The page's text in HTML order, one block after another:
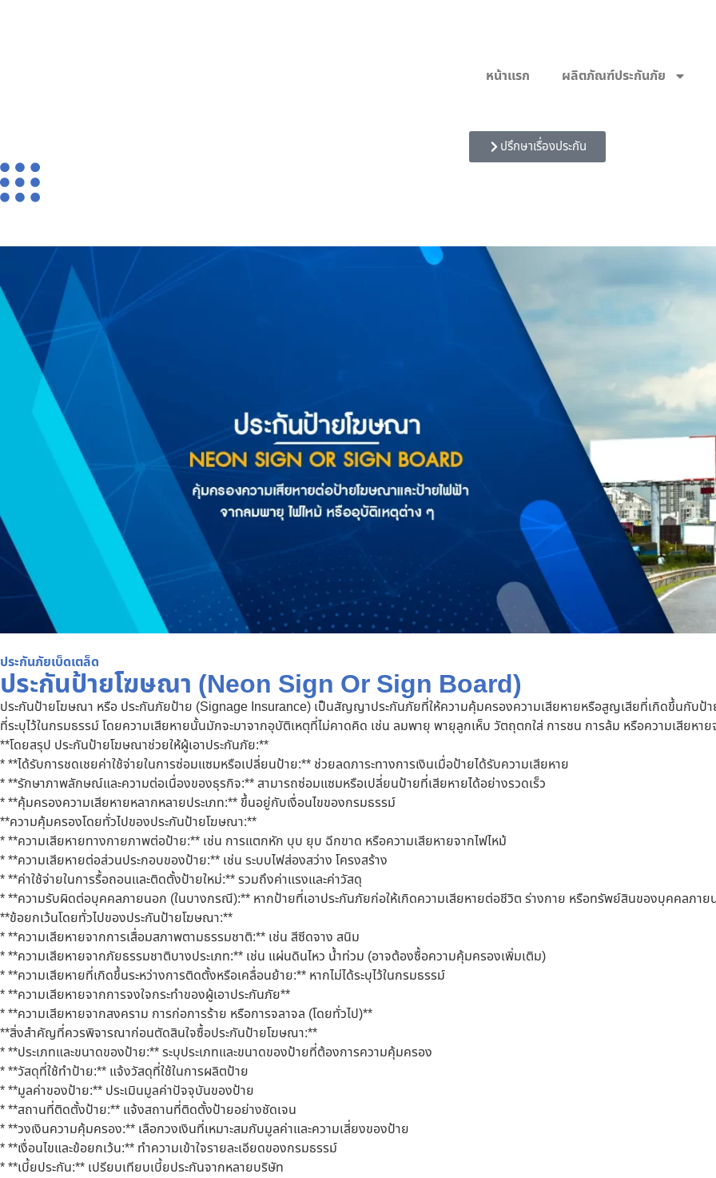
หน้าเเรก ผลิตภัณฑ์ประกันภัย
ปรึกษาเรื่องประกัน
ประกันภัยเบ็ดเตล็ด
ประกันป้ายโฆษณา (Neon Sign Or Sign Board)
ประกันป้ายโฆษณา หรือ ประกันภัยป้าย (Signage Insurance) เป็นสัญญาประกันภัยที่ให้ความคุ้มครองความเสียหายหรือสูญเสียที่เกิดขึ้นกับ
ที่ระบุไว้ในกรมธรรม์ โดยความเสียหายนั้นมักจะมาจากอุบัติเหตุที่ไม่คาดคิด เช่น ลมพายุ พายุลูกเห็บ วัตถุตกใส่ การชน การล้ม หรือความเสียหาย
**โดยสรุป ประกันป้ายโฆษณาช่วยให้ผู้เอาประกันภัย:**
* **ได้รับการชดเชยค่าใช้จ่ายในการซ่อมแซมหรือเปลี่ยนป้าย:** ช่วยลดภาระทางการเงินเมื่อป้ายได้รับความเสียหาย
* **รักษาภาพลักษณ์และความต่อเนื่องของธุรกิจ:** สามารถซ่อมแซมหรือเปลี่ยนป้ายที่เสียหายได้อย่างรวดเร็ว
* **คุ้มครองความเสียหายหลากหลายประเภท:** ขึ้นอยู่กับเงื่อนไขของกรมธรรม์
**ความคุ้มครองโดยทั่วไปของประกันป้ายโฆษณา:**
* **ความเสียหายทางกายภาพต่อป้าย:** เช่น การแตกหัก บุบ ยุบ ฉีกขาด หรือความเสียหายจากไฟไหม้
* **ความเสียหายต่อส่วนประกอบของป้าย:** เช่น ระบบไฟส่องสว่าง โครงสร้าง
* **ค่าใช้จ่ายในการรื้อถอนและติดตั้งป้ายใหม่:** รวมถึงค่าแรงและค่าวัสดุ
* **ความรับผิดต่อบุคคลภายนอก (ในบางกรณี):** หากป้ายที่เอาประกันภัยก่อให้เกิดความเสียหายต่อชีวิต ร่างกาย หรือทรัพย์สินของบุคคลภาย
**ข้อยกเว้นโดยทั่วไปของประกันป้ายโฆษณา:**
* **ความเสียหายจากการเสื่อมสภาพตามธรรมชาติ:** เช่น สีซีดจาง สนิม
* **ความเสียหายจากภัยธรรมชาติบางประเภท:** เช่น แผ่นดินไหว น้ำท่วม (อาจต้องซื้อความคุ้มครองเพิ่มเติม)
* **ความเสียหายที่เกิดขึ้นระหว่างการติดตั้งหรือเคลื่อนย้าย:** หากไม่ได้ระบุไว้ในกรมธรรม์
* **ความเสียหายจากการจงใจกระทำของผู้เอาประกันภัย**
* **ความเสียหายจากสงคราม การก่อการร้าย หรือการจลาจล (โดยทั่วไป)**
**สิ่งสำคัญที่ควรพิจารณาก่อนตัดสินใจซื้อประกันป้ายโฆษณา:**
* **ประเภทและขนาดของป้าย:** ระบุประเภทและขนาดของป้ายที่ต้องการความคุ้มครอง
* **วัสดุที่ใช้ทำป้าย:** แจ้งวัสดุที่ใช้ในการผลิตป้าย
* **มูลค่าของป้าย:** ประเมินมูลค่าปัจจุบันของป้าย
* **สถานที่ติดตั้งป้าย:** แจ้งสถานที่ติดตั้งป้ายอย่างชัดเจน
* **วงเงินความคุ้มครอง:** เลือกวงเงินที่เหมาะสมกับมูลค่าและความเสี่ยงของป้าย
* **เงื่อนไขและข้อยกเว้น:** ทำความเข้าใจรายละเอียดของกรมธรรม์
* **เบี้ยประกัน:** เปรียบเทียบเบี้ยประกันจากหลายบริษัท